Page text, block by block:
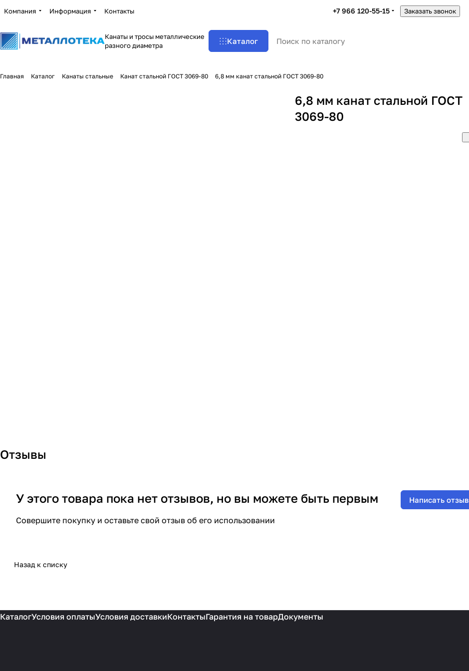
Компания Информация Контакты +7 966 120-55-15 Заказать звонок
Канаты и тросы металлические
разного диаметра
Каталог
Главная Каталог Канаты стальные Канат стальной ГОСТ 3069-80 6,8 мм канат стальной ГОСТ 3069-80
6,8 мм канат стальной ГОСТ
3069-80
Отзывы
У этого товара пока нет отзывов, но вы можете быть первым
Совершите покупку и оставьте свой отзыв об его использовании
Написать отзыв
Назад к списку
КаталогУсловия оплатыУсловия доставкиКонтактыГарантия на товарДокументы